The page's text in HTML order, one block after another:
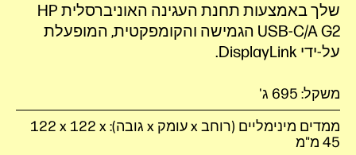
שלך באמצעות תחנת העגינה האוניברסלית HP
USB-C/A G2 הגמישה והקומפקטית, המופעלת
על-ידי DisplayLink.
משקל: 695 ג'
ממדים מינימליים (רוחב x עומק x גובה): ‎122 x 122 x
45 מ"מ